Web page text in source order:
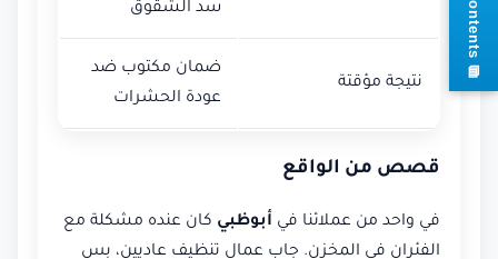
سد الشقوق
نتيجة مؤقتة
ضمان مكتوب ضد
عودة الحشرات
قصص من الواقع
في واحد من عملائنا في أبوظبي كان عنده مشكلة مع
الفئران في المخزن. جاب عمال تنظيف عاديين، بس
s